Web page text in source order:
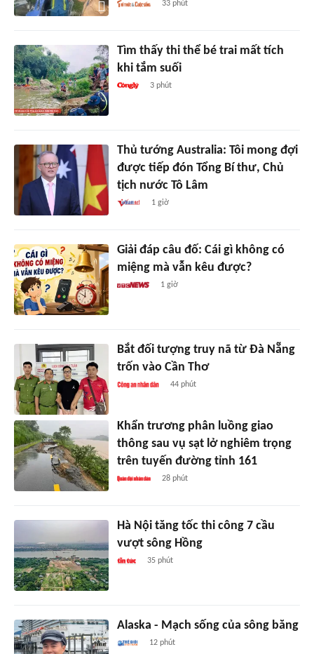
33 phút
Tìm thấy thi thể bé trai mất tích
khi tắm suối
3 phút
Thủ tướng Australia: Tôi mong đợi
được tiếp đón Tổng Bí thư, Chủ
tịch nước Tô Lâm
1 giờ
Giải đáp câu đố: Cái gì không có
miệng mà vẫn kêu được?
1 giờ
Bắt đối tượng truy nã từ Đà Nẵng
trốn vào Cần Thơ
44 phút
Khẩn trương phân luồng giao
thông sau vụ sạt lở nghiêm trọng
trên tuyến đường tỉnh 161
28 phút
Hà Nội tăng tốc thi công 7 cầu
vượt sông Hồng
35 phút
Alaska - Mạch sống của sông băng
12 phút